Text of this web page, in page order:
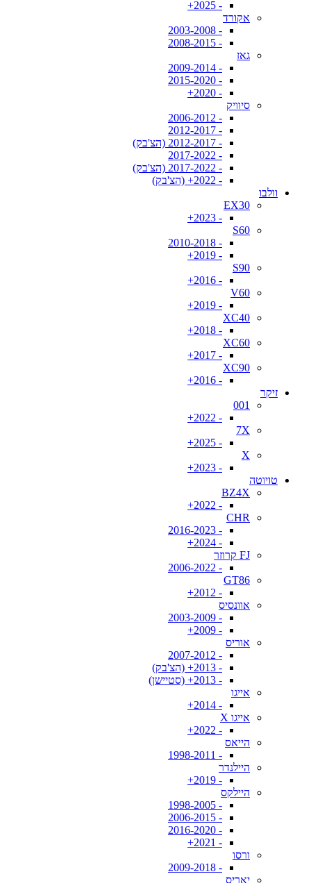
- 2025+
אקורד
- 2003-2008
- 2008-2015
גאז
- 2009-2014
- 2015-2020
- 2020+
סיוויק
- 2006-2012
- 2012-2017
- 2012-2017 (הצ'בק)
- 2017-2022
- 2017-2022 (הצ'בק)
- 2022+ (הצ'בק)
וולבו
EX30
- 2023+
S60
- 2010-2018
- 2019+
S90
- 2016+
V60
- 2019+
XC40
- 2018+
XC60
- 2017+
XC90
- 2016+
זיקר
001
- 2022+
7X
- 2025+
X
- 2023+
טויוטה
BZ4X
- 2022+
CHR
- 2016-2023
- 2024+
FJ קרוזר
- 2006-2022
GT86
- 2012+
אוונסיס
- 2003-2009
- 2009+
אוריס
- 2007-2012
- 2013+ (הצ'בק)
- 2013+ (סטיישן)
אייגו
- 2014+
אייגו X
- 2022+
הייאס
- 1998-2011
היילנדר
- 2019+
היילקס
- 1998-2005
- 2006-2015
- 2016-2020
- 2021+
ורסו
- 2009-2018
יאריס